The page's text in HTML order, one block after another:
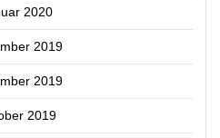
2020
2019
2019
2019